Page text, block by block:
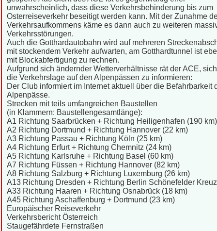
unwahrscheinlich, dass diese Verkehrsbehinderung bis zum
Osterreiseverkehr beseitigt werden kann. Mit der Zunahme
Verkehrsaufkommens käme es dann auch zu weiteren
Verkehrsstörungen.
Auch die Gotthardautobahn wird auf mehreren
mit stockendem Verkehr aufwarten, am Gotthardtunnel ist
mit Blockabfertigung zu rechnen.
Aufgrund sich ändernder Wetterverhältnisse rät der ACE,
die Verkehrslage auf den Alpenpässen zu informieren:
Der Club informiert im Internet aktuell über die Befahrbarkeit
Alpenpässe.
Strecken mit teils umfangreichen Baustellen
(in Klammern: Baustellengesamtlänge):
A1 Richtung Saarbrücken + Richtung Heiligenhafen (190 km)
A2 Richtung Dortmund + Richtung Hannover (22 km)
A3 Richtung Passau + Richtung Köln (25 km)
A4 Richtung Erfurt + Richtung Chemnitz (24 km)
A5 Richtung Karlsruhe + Richtung Basel (60 km)
A7 Richtung Füssen + Richtung Hannover (82 km)
A8 Richtung Salzburg + Richtung Luxemburg (26 km)
A13 Richtung Dresden + Richtung Berlin Schönefelder
A33 Richtung Haaren + Richtung Osnabrück (18 km)
A45 Richtung Aschaffenburg + Dortmund (23 km)
Europäischer Reiseverkehr
Verkehrsbericht Österreich
Staugefährdete Fernstraßen